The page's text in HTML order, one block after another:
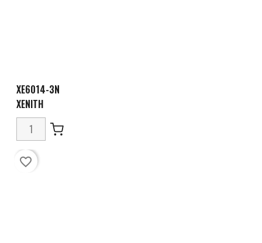
XE6014-3N
XENITH
favorite_border